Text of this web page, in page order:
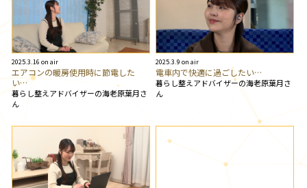
2025.3.16 on air
エアコンの暖房使用時に節電した
い…
暮らし整えアドバイザーの海老原葉月さ
ん
2025.3.9 on air
電車内で快適に過ごしたい…
暮らし整えアドバイザーの海老原葉月さ
ん